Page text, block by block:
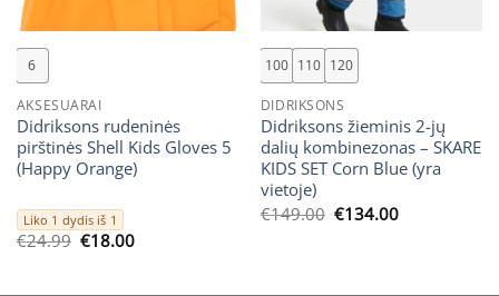
6
AKSESUARAI
Didriksons rudeninės
pirštinės Shell Kids Gloves 5
(Happy Orange)
Liko 1 dydis iš 1
€24.99 Original
€24.99.
€18.00Current
€18.00.
100 110 120
DIDRIKSONS
Didriksons žieminis 2-jų
dalių kombinezonas – SKARE
KIDS SET Corn Blue (yra
vietoje)
€149.00 Original
€134.00Current